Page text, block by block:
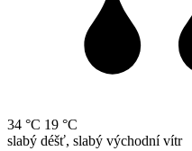
34 °C 19 °C
slabý déšť, slabý východní vítr